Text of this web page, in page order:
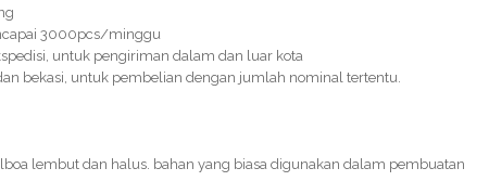
3000pcs/minggu
untuk pengiriman dalam dan luar kota
bekasi, untuk pembelian dengan jumlah nominal tertentu.
lembut dan halus. bahan yang biasa digunakan dalam pembuatan